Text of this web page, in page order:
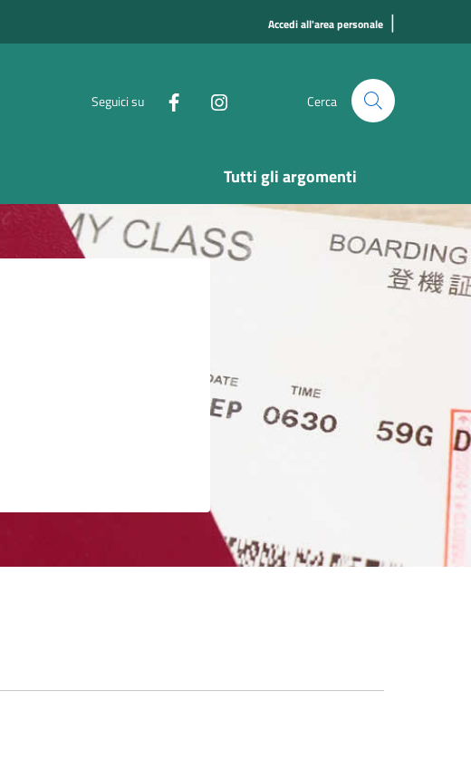
Accedi all'area personale |
Seguici su Cerca
Tutti gli argomenti